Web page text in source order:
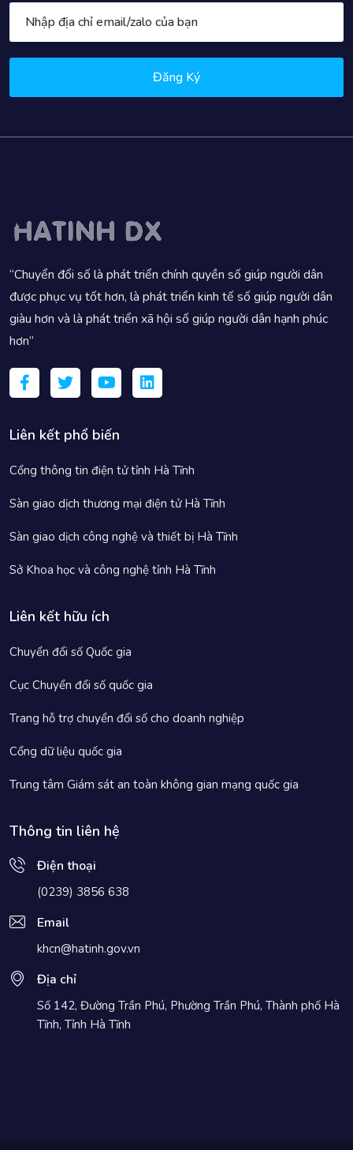
Đăng Ký
“Chuyển đổi số là phát triển chính quyền số giúp người dân
được phục vụ tốt hơn, là phát triển kinh tế số giúp người dân
giàu hơn và là phát triển xã hội số giúp người dân hạnh phúc
hơn”
Liên kết phổ biến
Cổng thông tin điện tử tỉnh Hà Tĩnh
Sàn giao dịch thương mại điện tử Hà Tĩnh
Sàn giao dịch công nghệ và thiết bị Hà Tĩnh
Sở Khoa học và công nghệ tỉnh Hà Tĩnh
Liên kết hữu ích
Chuyển đổi số Quốc gia
Cục Chuyển đổi số quốc gia
Trang hỗ trợ chuyển đổi số cho doanh nghiệp
Cổng dữ liệu quốc gia
Trung tâm Giám sát an toàn không gian mạng quốc gia
Thông tin liên hệ
Điện thoại
(0239) 3856 638
Email
khcn@hatinh.gov.vn
Địa chỉ
Số 142, Đường Trần Phú, Phường Trần Phú, Thành phố Hà
Tĩnh, Tỉnh Hà Tĩnh